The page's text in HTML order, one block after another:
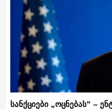
სანქციები „ოცნებას“ –